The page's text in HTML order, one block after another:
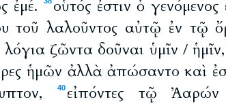
ἐμέ.
οὗτός ἐστιν ὁ
τοῦ λαλοῦντος αὐτῷ ἐν τῷ
ζῶντα δοῦναι ὑμῖν / ἡμῖν,
ἡμῶν ἀλλὰ ἀπώσαντο καὶ
40 εἰπόντες τῷ